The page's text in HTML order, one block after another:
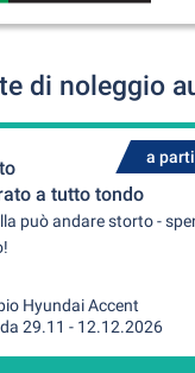
di noleggio
a
a tutto tondo
può andare storto -
Hyundai Accent
29.11 - 12.12.2026